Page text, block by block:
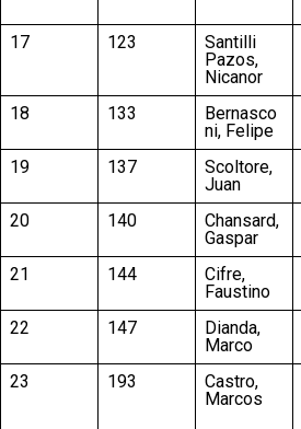
17
123
Santilli
Pazos,
Nicanor
18
133
Bernasco
ni, Felipe
19
137
Scoltore,
Juan
20
140
Chansard,
Gaspar
21
144
Cifre,
Faustino
22
147
Dianda,
Marco
23
193
Castro,
Marcos